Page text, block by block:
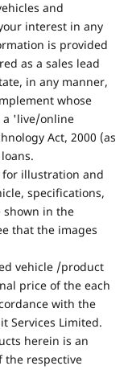
and
interest in any
is provided
as a sales lead
in any manner,
whose
a 'live/online
Act, 2000 (as
for illustration and
specifications,
shown in the
that the images
vehicle /product
price of the each
with the
Services Limited.
herein is an
the respective